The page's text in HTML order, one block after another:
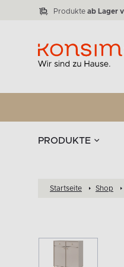
Produkte ab Lager
PRODUKTE
VICTO
ELEGANT
Startseite Shop